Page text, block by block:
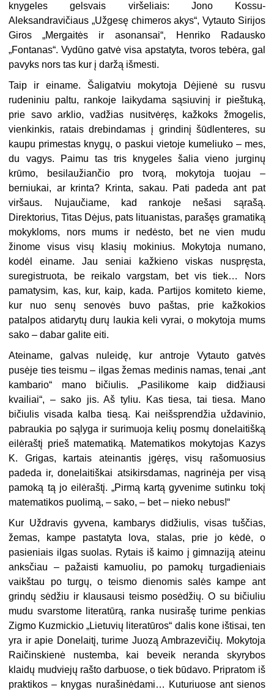
knygeles gelsvais viršeliais: Jono Kossu-
Aleksandravičiaus „Užgesę chimeros akys“, Vytauto Sirijos
Giros „Mergaitės ir asonansai“, Henriko Radausko
„Fontanas“. Vydūno gatvė visa apstatyta, tvoros tebėra, gal
pavyks nors tas kur į daržą išmesti.
Taip ir einame. Šaligatviu mokytoja Dėjienė su rusvu
rudeniniu paltu, rankoje laikydama sąsiuvinį ir pieštuką,
prie savo arklio, vadžias nusitvėręs, kažkoks žmogelis,
vienkinkis, ratais drebindamas į grindinį šūdlenteres, su
kaupu primestas knygų, o paskui vietoje kumeliuko – mes,
du vagys. Paimu tas tris knygeles šalia vieno jurginų
krūmo, besilaužiančio pro tvorą, mokytoja tuojau –
berniukai, ar krinta? Krinta, sakau. Pati padeda ant pat
viršaus. Nujaučiame, kad rankoje nešasi sąrašą.
Direktorius, Titas Dėjus, pats lituanistas, parašęs gramatiką
mokykloms, nors mums ir nedėsto, bet ne vien mudu
žinome visus visų klasių mokinius. Mokytoja numano,
kodėl einame. Jau seniai kažkieno viskas nuspręsta,
suregistruota, be reikalo vargstam, bet vis tiek… Nors
pamatysim, kas, kur, kaip, kada. Partijos komiteto kieme,
kur nuo senų senovės buvo paštas, prie kažkokios
patalpos atidarytų durų laukia keli vyrai, o mokytoja mums
sako – dabar galite eiti.
Ateiname, galvas nuleidę, kur antroje Vytauto gatvės
pusėje ties teismu – ilgas žemas medinis namas, tenai „ant
kambario“ mano bičiulis. „Pasilikome kaip didžiausi
kvailiai“, – sako jis. Aš tyliu. Kas tiesa, tai tiesa. Mano
bičiulis visada kalba tiesą. Kai neišsprendžia uždavinio,
pabraukia po sąlyga ir surimuoja kelių posmų donelaitišką
eilėraštį prieš matematiką. Matematikos mokytojas Kazys
K. Grigas, kartais ateinantis įgėręs, visų rašomuosius
padeda ir, donelaitiškai atsikirsdamas, nagrinėja per visą
pamoką tą jo eilėraštį. „Pirmą kartą gyvenime sutinku tokį
matematikos puolimą, – sako, – bet – nieko nebus!“
Kur Uždravis gyvena, kambarys didžiulis, visas tuščias,
žemas, kampe pastatyta lova, stalas, prie jo kėdė, o
pasieniais ilgas suolas. Rytais iš kaimo į gimnaziją ateinu
anksčiau – pažaisti kamuoliu, po pamokų turgadieniais
vaikštau po turgų, o teismo dienomis salės kampe ant
grindų sėdžiu ir klausausi teismo posėdžių. O su bičiuliu
mudu svarstome literatūrą, ranka nusirašę turime penkias
Zigmo Kuzmickio „Lietuvių literatūros“ dalis kone ištisai, ten
yra ir apie Donelaitį, turime Juozą Ambrazevičių. Mokytoja
Raičinskienė nustemba, kai beveik neranda skyrybos
klaidų mudviejų rašto darbuose, o tiek būdavo. Pripratom iš
praktikos – knygas nurašinėdami… Kuturiuose ant sienos